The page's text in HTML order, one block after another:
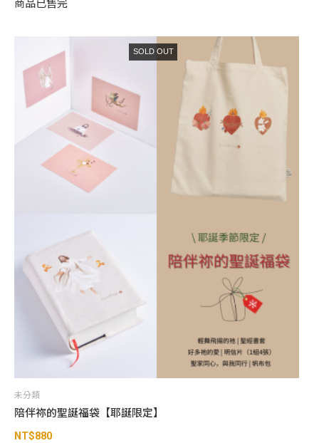
商品已售完
SOLD OUT
未分類
陪伴祢的聖誕福袋【耶誕限定】
NT$880